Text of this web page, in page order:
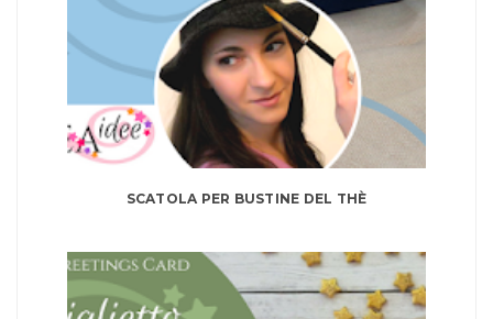
SCATOLA PER BUSTINE DEL THÈ